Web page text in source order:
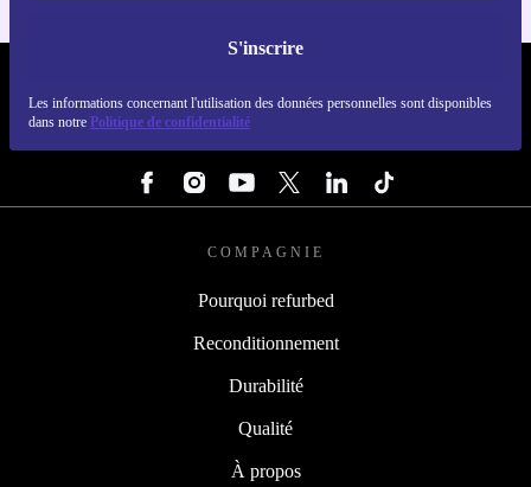
S'inscrire
Les informations concernant l'utilisation des données personnelles sont disponibles
dans notre Politique de confidentialité
COMPAGNIE
Pourquoi refurbed
Reconditionnement
Durabilité
Qualité
À propos